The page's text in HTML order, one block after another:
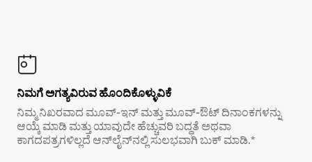
ನಿಮಗೆ ಅಗತ್ಯವಿರುವ ಹೊಂದಿಕೊಳ್ಳುವಿಕೆ
ನಿಮ್ಮ ನಿಖರವಾದ ಮೂವ್-ಇನ್ ಮತ್ತು ಮೂವ್-ಔಟ್ ದಿನಾಂಕಗಳನ್ನು
ಆಯ್ಕೆ ಮಾಡಿ ಮತ್ತು ಯಾವುದೇ ಹೆಚ್ಚುವರಿ ಬದ್ಧತೆ ಅಥವಾ
ಕಾಗದಪತ್ರಗಳಿಲ್ಲದೆ ಆನ್‌ಲೈನ್‌ನಲ್ಲಿ ಸುಲಭವಾಗಿ ಬುಕ್ ಮಾಡಿ.*